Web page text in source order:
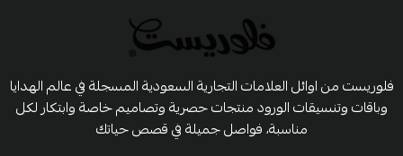
فلوريست من اوائل العلامات التجارية السعودية المسجلة في عالم الهدايا
وباقات وتنسيقات الورود منتجات حصرية وتصاميم خاصة وابتكار لكل
مناسبة، فواصل جميلة في قصص حياتك